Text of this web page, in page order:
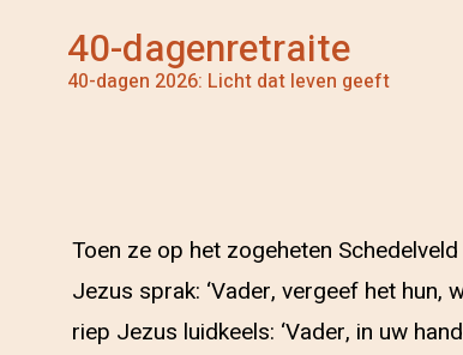
40-dagenretraite
40-dagen 2026: Licht dat leven geeft
Toen ze op het zogeheten
Jezus sprak: ‘Vader, vergeef het hun,
riep Jezus luidkeels: ‘Vader, in uw